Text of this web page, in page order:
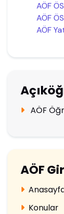
AÖF
AÖF
AÖF
AÖF
AÖF
Konular